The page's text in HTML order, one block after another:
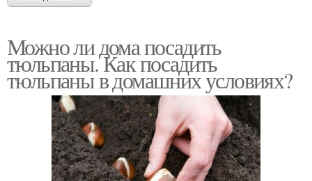
Можно ли дома посадить
тюльпаны. Как посадить
тюльпаны в домашних условиях?